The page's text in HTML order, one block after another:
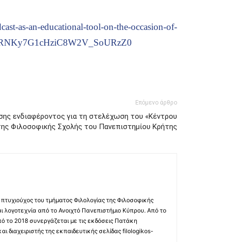
as-an-educational-tool-on-the-occasion-of-
Επόμενο άρθρο
ενδιαφέροντος για τη στελέχωση του «Κέντρου
Φιλοσοφικής Σχολής του Πανεπιστημίου Κρήτης
του τμήματος Φιλολογίας της Φιλοσοφικής
από το Ανοιχτό Πανεπιστήμιο Κύπρου. Από το
το 2018 συνεργάζεται με τις εκδόσεις Πατάκη
διαχειριστής της εκπαιδευτικής σελίδας filologikos-